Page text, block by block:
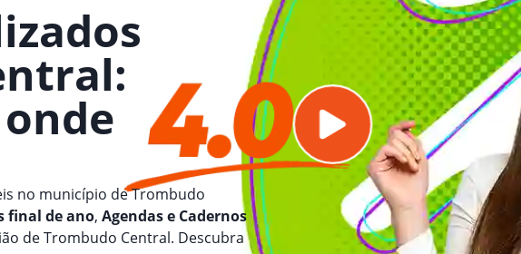
:
no município de Trombudo
final de ano, Agendas e Cadernos
de Trombudo Central. Descubra